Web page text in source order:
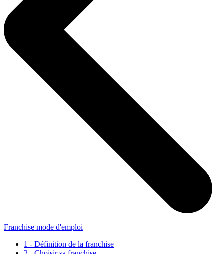
Franchise mode d'emploi
1 - Définition de la franchise